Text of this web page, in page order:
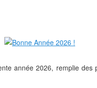
année 2026, remplie